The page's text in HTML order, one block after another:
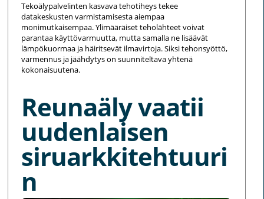
Tekoälypalvelinten kasvava tehotiheys tekee
datakeskusten varmistamisesta aiempaa
monimutkaisempaa. Ylimääräiset teholähteet voivat
parantaa käyttövarmuutta, mutta samalla ne lisäävät
lämpökuormaa ja häiritsevät ilmavirtoja. Siksi tehonsyöttö,
varmennus ja jäähdytys on suunniteltava yhtenä
kokonaisuutena.
Reunaäly vaatii
uudenlaisen
siruarkkitehtuuri
n